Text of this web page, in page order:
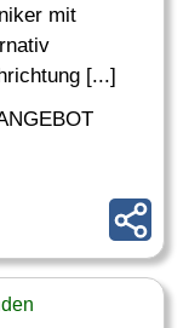
mit
[...]